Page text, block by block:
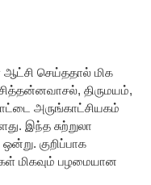
செய்ததால் மிக
திருமயம்,
அருங்காட்சியகம்
இந்த சுற்றுலா
குறிப்பாக
மிகவும் பழமையான